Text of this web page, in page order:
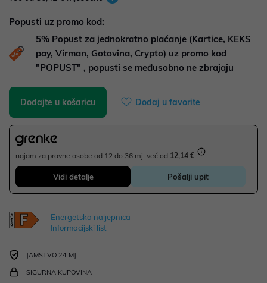
Popusti uz promo kod:
5% Popust za jednokratno plaćanje (Kartice, KEKS
pay, Virman, Gotovina, Crypto) uz promo kod
"POPUST" , popusti se međusobno ne zbrajaju
Dodajte u košaricu Dodaj u favorite
najam za pravne osobe od 12 do 36 mj. već od 12,14 €
Vidi detalje Pošalji upit
Energetska naljepnica
Informacijski list
JAMSTVO 24 MJ.
SIGURNA KUPOVINA